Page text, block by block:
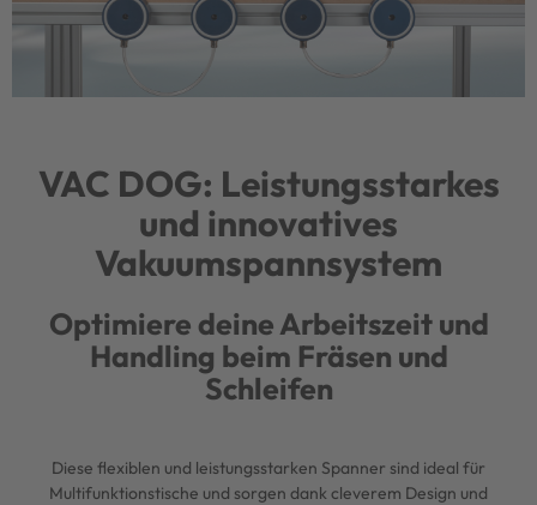
VAC DOG: Leistungsstarkes
und innovatives
Vakuumspannsystem
Optimiere deine Arbeitszeit und
Handling beim Fräsen und
Schleifen
Diese flexiblen und leistungsstarken Spanner sind ideal für
Multifunktionstische und sorgen dank cleverem Design und